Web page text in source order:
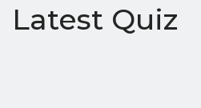
Latest Quiz